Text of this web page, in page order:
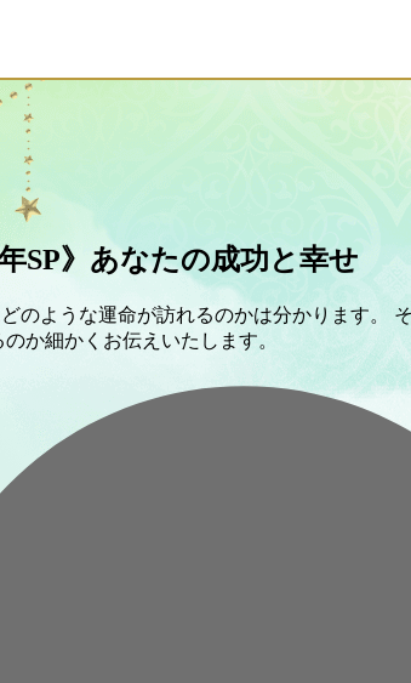
SP》あなたの成功と幸せ
のような運命が訪れるのかは分かります
か細かくお伝えいたします。